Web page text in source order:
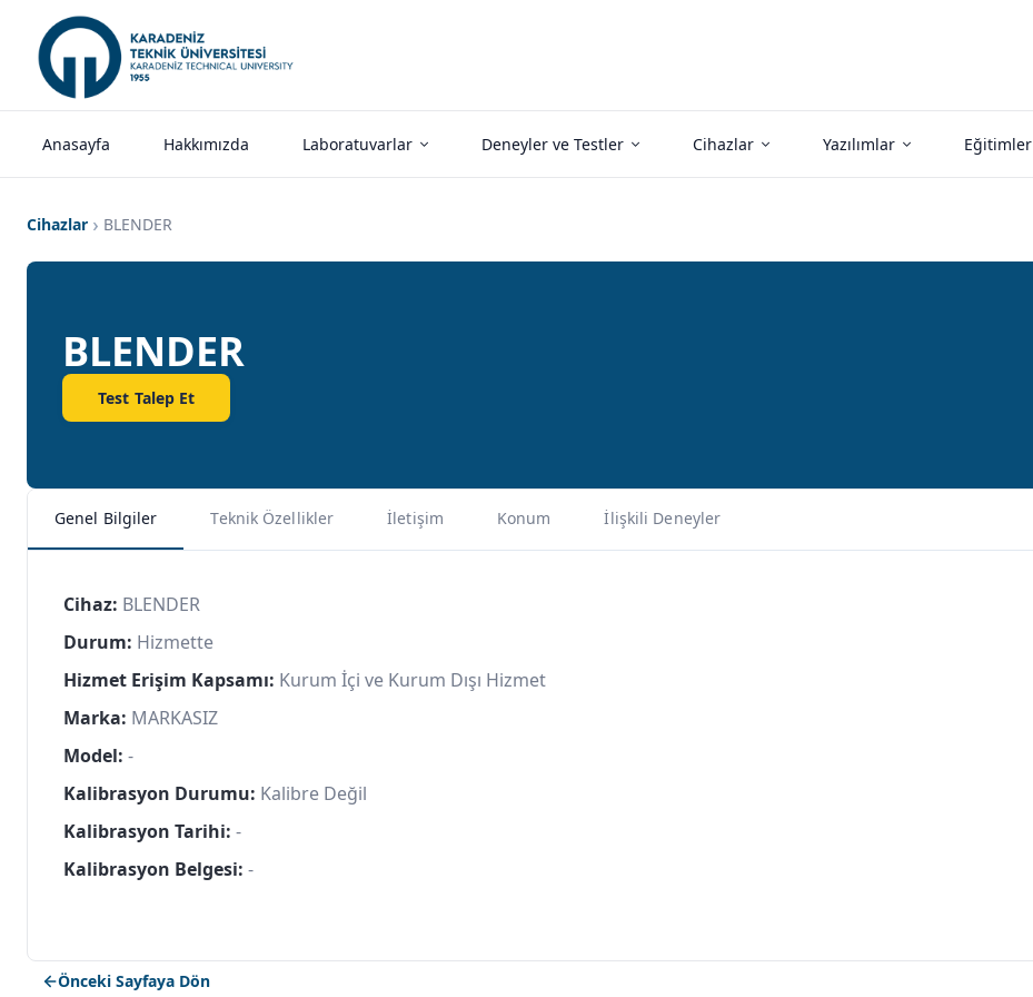
Anasayfa Hakkımızda Laboratuvarlar Deneyler ve Testler Cihazlar Yazılımlar Eğitimler
Cihazlar BLENDER
BLENDER
Test Talep Et
Genel Bilgiler Teknik Özellikler İletişim Konum İlişkili Deneyler
Cihaz: BLENDER
Durum: Hizmette
Hizmet Erişim Kapsamı: Kurum İçi ve Kurum Dışı Hizmet
Marka: MARKASIZ
Model: -
Kalibrasyon Durumu: Kalibre Değil
Kalibrasyon Tarihi: -
Kalibrasyon Belgesi: -
Önceki Sayfaya Dön